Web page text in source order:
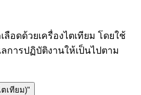
อดด้วยเครื่องไตเทียม โดยใช้
การปฏิบัติงานให้เป็นไปตาม
เทียม)"